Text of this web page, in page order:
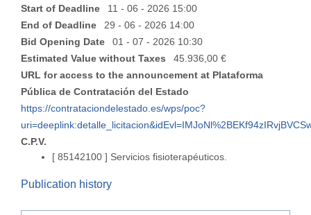
Start of Deadline
11 - 06 - 2026 15:00
End of Deadline
29 - 06 - 2026 14:00
Bid Opening Date
01 - 07 - 2026 10:30
Estimated Value without Taxes
45.936,00 €
URL for access to the announcement at Plataforma
Pública de Contratación del Estado
https://contrataciondelestado.es/wps/poc?
C.P.V.
[ 85142100 ] Servicios fisioterapéuticos.
Publication history